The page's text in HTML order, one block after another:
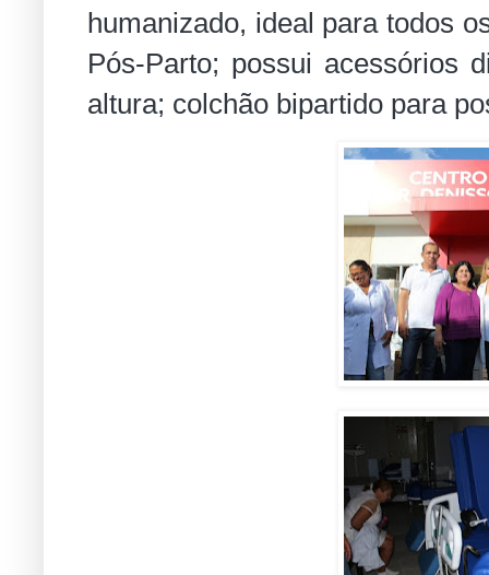
humanizado, ideal para todos
Pós-Parto; possui acessórios
altura; colchão bipartido para